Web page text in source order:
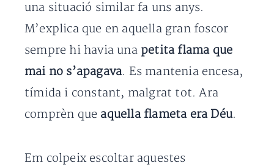
una situació similar fa uns anys.
M’explica que en aquella gran foscor
sempre hi havia una petita flama que
mai no s’apagava. Es mantenia encesa,
tímida i constant, malgrat tot. Ara
comprèn que aquella flameta era Déu.
Em colpeix escoltar aquestes